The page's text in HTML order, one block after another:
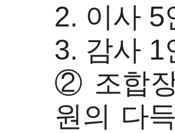
2. 이사 5
3. 감사 1
② 조합
원의 다